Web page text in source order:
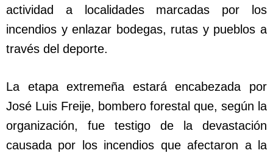
actividad a localidades marcadas por los
incendios y enlazar bodegas, rutas y pueblos a
través del deporte.
La etapa extremeña estará encabezada por
José Luis Freije, bombero forestal que, según la
organización, fue testigo de la devastación
causada por los incendios que afectaron a la